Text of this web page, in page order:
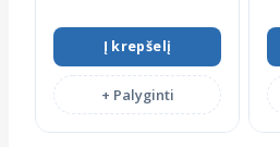
Į krepšelį
+ Palyginti